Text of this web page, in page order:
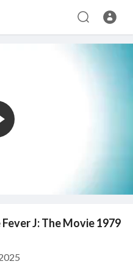
J: The Movie 1979